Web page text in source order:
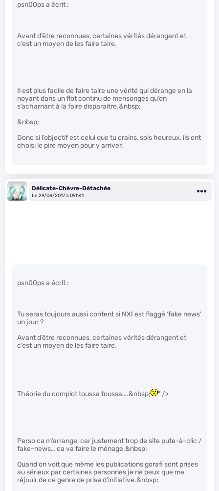
psn00ps a écrit :
Avant d’être reconnues, certaines vérités dérangent et
c’est un moyen de les faire taire.
Il est plus facile de faire taire une vérité qui dérange en la
noyant dans un flot continu de mensonges qu’en
s’acharnant à la faire disparaitre.&nbsp;
&nbsp;
Donc si l’objectif est celui que tu crains, sois heureux, ils ont
choisi le pire moyen pour y arriver.
Délicate-Chèvre-Détachée
Le 29/08/2017 à 09h41
psn00ps a écrit :
Tu seras toujours aussi content si NXI est flaggé ‘fake news’
un jour ?
Avant d’être reconnues, certaines vérités dérangent et
c’est un moyen de les faire taire.
Théorie du complot toussa toussa….&nbsp; " />
Perso ca m’arrange, car justement trop de site pute-à-clic /
fake-news… ca va faire le ménage.&nbsp;
Quand on voit que même les publications gorafi sont prises
au sérieux par certaines personnes je ne peux que me
réjouir de ce genre de prise d’initiative.&nbsp;